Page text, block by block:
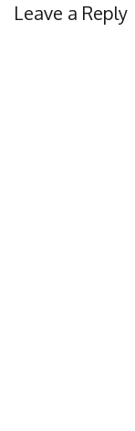
Leave a Reply